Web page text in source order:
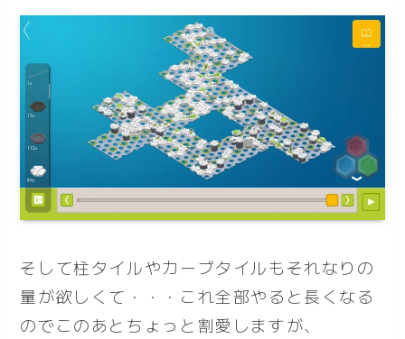
そして柱タイルやカーブタイルもそれなりの
量が欲しくて・・・これ全部やると長くなる
のでこのあとちょっと割愛しますが、